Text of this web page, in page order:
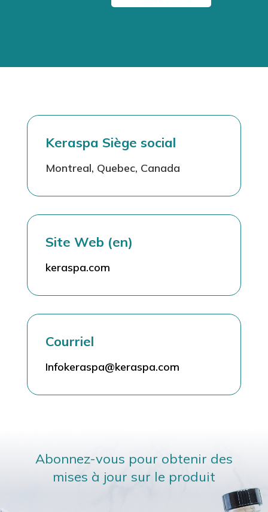
Keraspa Siège social
Montreal, Quebec, Canada
Site Web (en)
keraspa.com
Courriel
Infokeraspa@keraspa.com
Abonnez-vous pour obtenir des
mises à jour sur le produit